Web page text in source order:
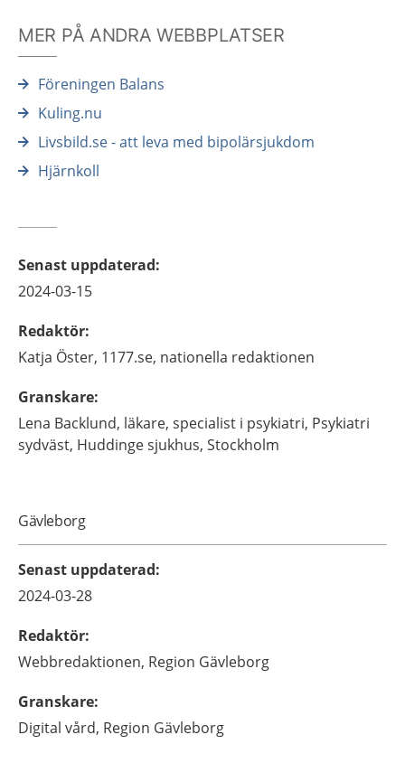
MER PÅ ANDRA WEBBPLATSER
Föreningen Balans
Kuling.nu
Livsbild.se - att leva med bipolärsjukdom
Hjärnkoll
Senast uppdaterad:
2024-03-15
Redaktör:
Katja Öster, 1177.se, nationella redaktionen
Granskare:
Lena Backlund, läkare, specialist i psykiatri, Psykiatri
sydväst, Huddinge sjukhus, Stockholm
Gävleborg
Senast uppdaterad:
2024-03-28
Redaktör:
Webbredaktionen, Region Gävleborg
Granskare:
Digital vård, Region Gävleborg